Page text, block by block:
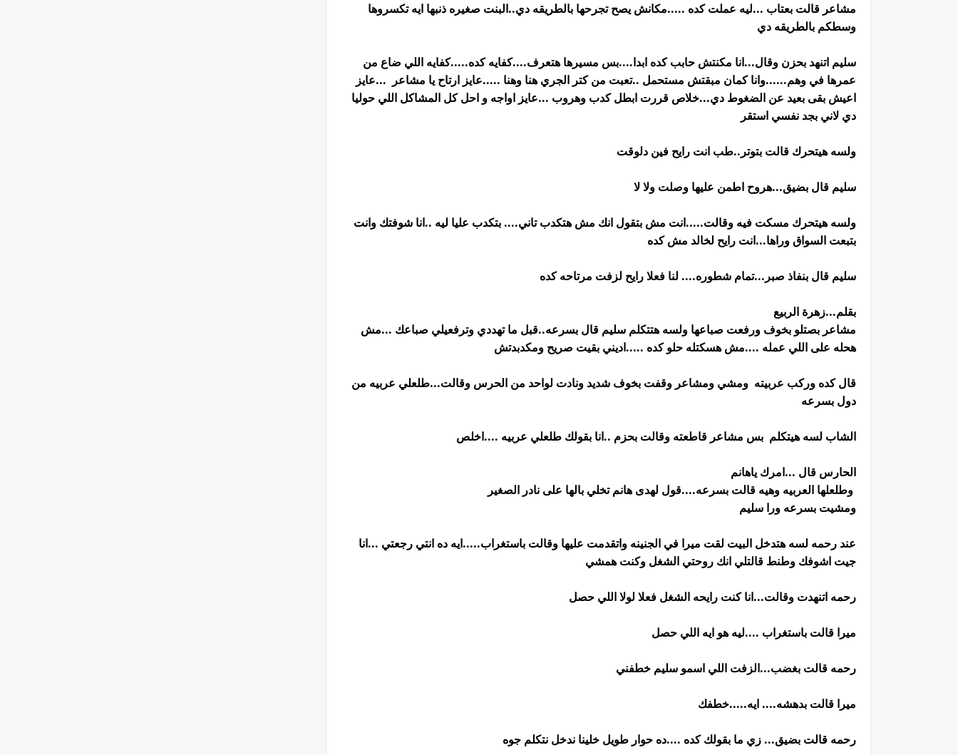
مشاعر قالت بعتاب ...ليه عملت كده .....مكانش يصح تجرحها بالطريقه دي..البنت صغيره ذنبها ايه تكسروها
وسطكم بالطريقه دي
سليم اتنهد بحزن وقال...انا مكنتش حابب كده ابدا....بس مسيرها هتعرف....كفايه كده.....كفايه اللي ضاع من
عمرها في وهم......وانا كمان مبقتش مستحمل ..تعبت من كتر الجري هنا وهنا .....عايز ارتاح يا مشاعر ...عايز
اعيش بقى بعيد عن الضغوط دي...خلاص قررت ابطل كدب وهروب ...عايز اواجه و احل كل المشاكل اللي حوليا
دي لاني بجد نفسي استقر
ولسه هيتحرك قالت بتوتر..طب انت رايح فين دلوقت
سليم قال بضيق...هروح اطمن عليها وصلت ولا لا
ولسه هيتحرك مسكت فيه وقالت.....انت مش بتقول انك مش هتكدب تاني.... بتكدب عليا ليه ..انا شوفتك وانت
بتبعت السواق وراها...انت رايح لخالد مش كده
سليم قال بنفاذ صبر...تمام شطوره.... لنا فعلا رايح لزفت مرتاحه كده
بقلم...زهرة الربيع
مشاعر بصتلو بخوف ورفعت صباعها ولسه هتتكلم سليم قال بسرعه..قبل ما تهددي وترفعيلي صباعك ...مش
هحله على اللي عمله ....مش هسكتله حلو كده .....اديني بقيت صريح ومكدبدتش
قال كده وركب عربيته ومشي ومشاعر وقفت بخوف شديد ونادت لواحد من الحرس وقالت...طلعلي عربيه من
دول بسرعه
الشاب لسه هيتكلم بس مشاعر قاطعته وقالت بحزم ..انا بقولك طلعلي عربيه ....اخلص
الحارس قال ...امرك ياهانم
وطلعلها العربيه وهيه قالت بسرعه....قول لهدى هانم تخلي بالها على نادر الصغير
ومشيت بسرعه ورا سليم
عند رحمه لسه هتدخل البيت لقت ميرا في الجنينه واتقدمت عليها وقالت باستغراب.....ايه ده انتي رجعتي ...انا
جيت اشوفك وطنط قالتلي انك روحتي الشغل وكنت همشي
رحمه اتنهدت وقالت...انا كنت رايحه الشغل فعلا لولا اللي حصل
ميرا قالت باستغراب ....ليه هو ايه اللي حصل
رحمه قالت بغضب...الزفت اللي اسمو سليم خطفني
ميرا قالت بدهشه.... ايه.....خطفك
رحمه قالت بضيق... زي ما بقولك كده ....ده حوار طويل خلينا ندخل نتكلم جوه